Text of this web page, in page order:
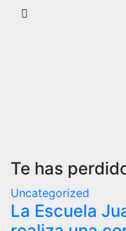
Te has
Uncategorized
La Escuela